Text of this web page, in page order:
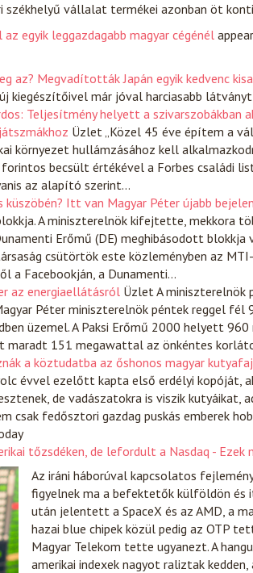
vállalat termékei azonban öt
egyik leggazdagabb magyar cégénél
az? Megvadították Japán egyik kedvenc
kiegészítőivel már jóval harciasabb látványt
Teljesítmény helyett a szivarszobákban
Üzlet„Közel 45 éve építem a
környezet hullámzásához kell
becsült értékével a Forbes családi
az alapító szerint…
küszöbén? Itt van Magyar Péter újabb
A miniszterelnök kifejtette, mekkora
Erőmű (DE) meghibásodott blokkja
csütörtök este közleményben az
a Facebookján, a Dunamenti…
az energiaellátásról ÜzletA miniszterelnök
Péter miniszterelnök péntek reggel fél
üzemel. A Paksi Erőmű 2000 helyett
151 megawattal az önkéntes
a köztudatba az őshonos magyar
évvel ezelőtt kapta első erdélyi kopóját,
de vadászatokra is viszik kutyáikat,
csak fedősztori gazdag puskás emberek
tőzsdéken, de lefordult a Nasdaq -
Az iráni háborúval kapcsolatos
figyelnek ma a befektetők külföldön és
után jelentett a SpaceX és az AMD, a
hazai blue chipek közül pedig az OTP
Magyar Telekom tette ugyanezt. A
amerikai indexek nagyot raliztak